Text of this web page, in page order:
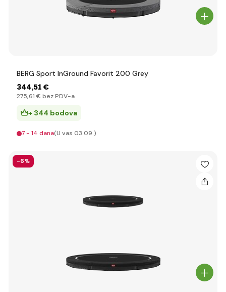
BERG Sport InGround Favorit 200 Grey
344,51 €
275,61 € bez PDV-a
+ 344 bodova
7 - 14 dana(U vas 03.09.)
-6%